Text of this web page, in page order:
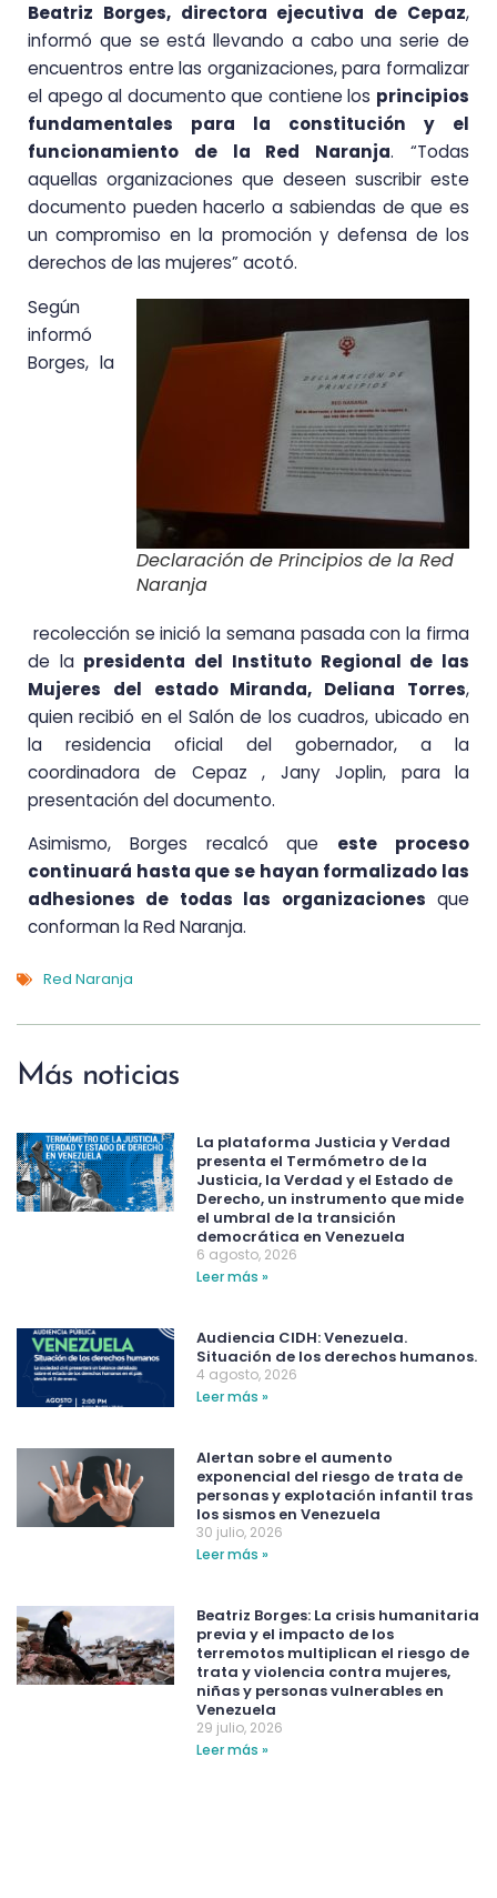
Beatriz Borges, directora ejecutiva de Cepaz,
informó que se está llevando a cabo una serie de
encuentros entre las organizaciones, para formalizar
el apego al documento que contiene los principios
fundamentales para la constitución y el
funcionamiento de la Red Naranja. “Todas
aquellas organizaciones que deseen suscribir este
documento pueden hacerlo a sabiendas de que es
un compromiso en la promoción y defensa de los
derechos de las mujeres” acotó.
Declaración de Principios de la Red
Naranja
Según
informó
Borges, la
recolección se inició la semana pasada con la firma
de la presidenta del Instituto Regional de las
Mujeres del estado Miranda, Deliana Torres,
quien recibió en el Salón de los cuadros, ubicado en
la residencia oficial del gobernador, a la
coordinadora de Cepaz , Jany Joplin, para la
presentación del documento.
Asimismo, Borges recalcó que este proceso
continuará hasta que se hayan formalizado las
adhesiones de todas las organizaciones que
conforman la Red Naranja.
Red Naranja
Más noticias
La plataforma Justicia y Verdad
presenta el Termómetro de la
Justicia, la Verdad y el Estado de
Derecho, un instrumento que mide
el umbral de la transición
democrática en Venezuela
6 agosto, 2026
Leer más »
Audiencia CIDH: Venezuela.
Situación de los derechos humanos.
4 agosto, 2026
Leer más »
Alertan sobre el aumento
exponencial del riesgo de trata de
personas y explotación infantil tras
los sismos en Venezuela
30 julio, 2026
Leer más »
Beatriz Borges: La crisis humanitaria
previa y el impacto de los
terremotos multiplican el riesgo de
trata y violencia contra mujeres,
niñas y personas vulnerables en
Venezuela
29 julio, 2026
Leer más »